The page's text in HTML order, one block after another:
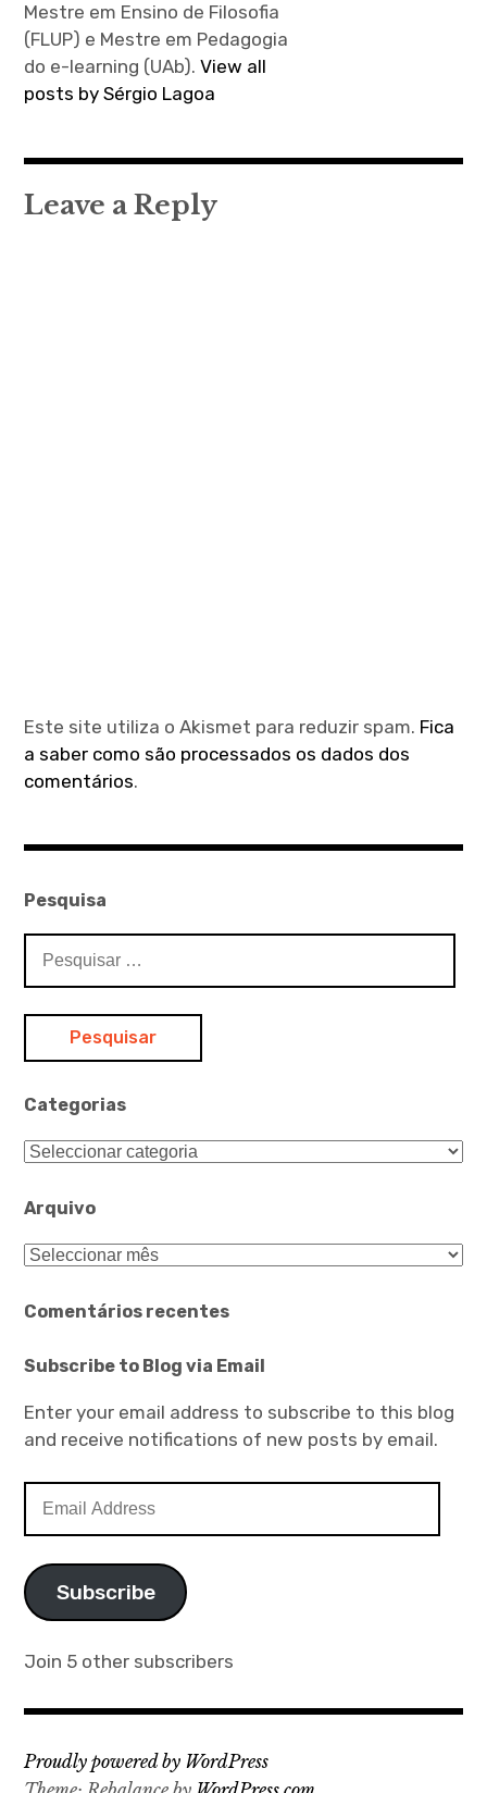
Mestre em Ensino de Filosofia
(FLUP) e Mestre em Pedagogia
do e-learning (UAb).View all
posts by Sérgio Lagoa
Leave a Reply
Este site utiliza o Akismet para reduzir spam. Fica
a saber como são processados os dados dos
comentários.
Pesquisa
por:
Categorias
Categorias
Arquivo
Arquivo
Comentários recentes
Subscribe to Blog via Email
Enter your email address to subscribe to this blog
and receive notifications of new posts by email.
Address
Subscribe
Join 5 other subscribers
Proudly powered by WordPress